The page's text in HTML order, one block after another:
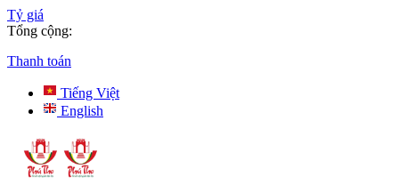
Tỷ giá
Tổng cộng:
Thanh toán
Tiếng Việt
English